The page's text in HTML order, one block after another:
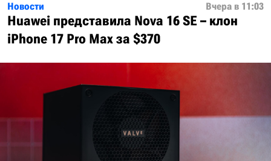
Новости Вчера в 11:03
Huawei представила Nova 16 SE – клон
iPhone 17 Pro Max за $370